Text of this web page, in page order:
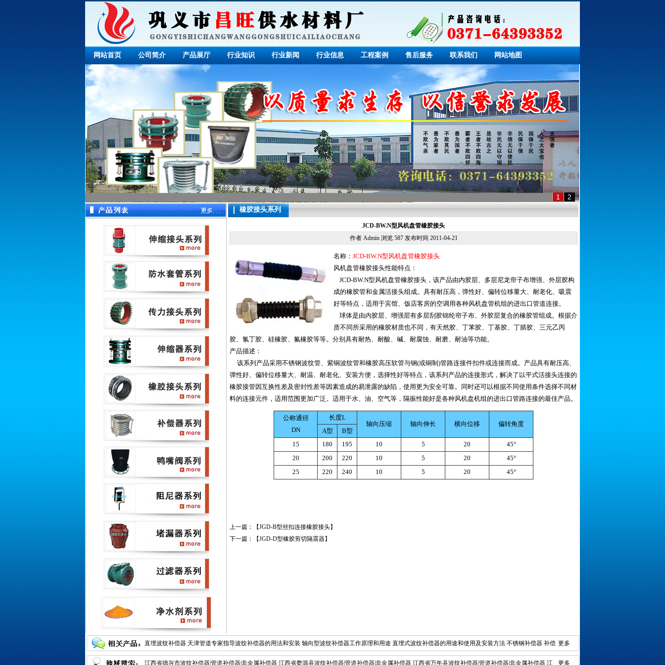
网站首页 公司简介 产品展厅 行业知识 行业新闻 行业信息 工程案例 售后服务 联系我们 网站地图
橡胶接头系列
JCD-BW.N型风机盘管橡胶接头
作者 Admin 浏览 587 发布时间 2011-04-21
名称： JCD-BW.N型风机盘管橡胶接头
风机盘管橡胶接头性能特点：
JCD-BW.N型风机盘管橡胶接头，该产品由内胶层、多层尼龙帘子布增强、外层胶构
成的橡胶管和金属活接头组成。具有耐压高，弹性好、偏转位移量大、耐老化、吸震
好等特点，适用于宾馆、饭店客房的空调用各种风机盘管机组的进出口管道连接。
球体是由内胶层、增强层有多层刮胶锦纶帘子布、外胶层复合的橡胶管组成。根据介
质不同所采用的橡胶材质也不同，有天然胶、丁苯胶、丁基胶、丁腈胶、三元乙丙
胶、氯丁胶、硅橡胶、氟橡胶等等。分别具有耐热、耐酸、碱、耐腐蚀、耐磨、耐油等功能。
产品描述：
该系列产品采用不锈钢波纹管、紫铜波纹管和橡胶高压软管与钢(或铜制)管路连接件扣件或连接而成。产品具有耐压高、
弹性好、偏转位移量大、耐温、耐老化、安装方便，选择性好等特点，该系列产品的连接形式，解决了以平式活接头连接的
橡胶接管因互换性差及密封性差等因素造成的易泄露的缺陷，使用更为安全可靠。同时还可以根据不同使用条件选择不同材
料的连接元件，适用范围更加广泛。适用于水、油、空气等，隔振性能好是各种风机盘机组的进出口管路连接的最佳产品。
公称通径
DN
长度L
轴向压缩
轴向伸长 横向位移
偏转角度
A型
B型
15
180 195 10 5 20
45°
20
200 220 10 5 20
45°
25
220 240 10 5 20 45°
上一篇：【JGD-B型丝扣连接橡胶接头】
下一篇：【JGD-D型橡胶剪切隔震器】
更多
直埋波纹补偿器 天津管道专家指导波纹补偿器的用法和安装 轴向型波纹补偿器工作原理和用途 直埋式波纹补偿器的用途和使用及安装方法 不锈钢补偿器 补偿
器的选型 万向铰链横向波纹补偿器 供热管道用波纹管补偿器行业标准 更多
江西省德兴市波纹补偿器|管道补偿器|非金属补偿器 江西省婺源县波纹补偿器|管道补偿器|非金属补偿器 江西省万年县波纹补偿器|管道补偿器|非金属补偿器 江